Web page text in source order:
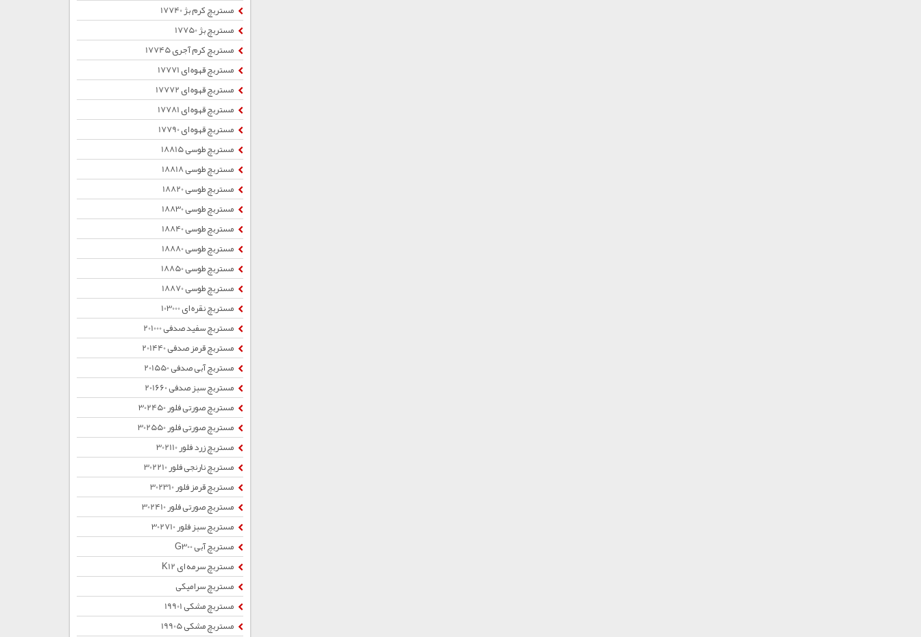
مستربچ کرم بژ 17740
مستربچ بژ 17750
مستربچ کرم آجری 17745
مستربچ قهوه ای 17771
مستربچ قهوه ای 17772
مستربچ قهوه ای 17781
مستربچ قهوه ای 17790
مستربچ طوسی 18815
مستربچ طوسی 18818
مستربچ طوسی 18820
مستربچ طوسی 18830
مستربچ طوسی 18840
مستربچ طوسی 18880
مستربچ طوسی 18850
مستربچ طوسی 18870
مستربچ نقره ای 103000
مستربچ سفید صدفی 201000
مستربچ قرمز صدفی 201440
مستربچ آبی صدفی 201550
مستربچ سبز صدفی 201660
مستربچ صورتی فلور 302450
مستربچ صورتی فلور 302550
مستربچ زرد فلور 302110
مستربچ نارنجی فلور 302210
مستربچ قرمز فلور 302310
مستربچ صورتی فلور 302410
مستربچ سبز فلور 302710
مستربچ آبی G300
مستربچ سرمه ای K12
مستربچ سرامیکی
مستربچ مشکی 19901
مستربچ مشکی 19905